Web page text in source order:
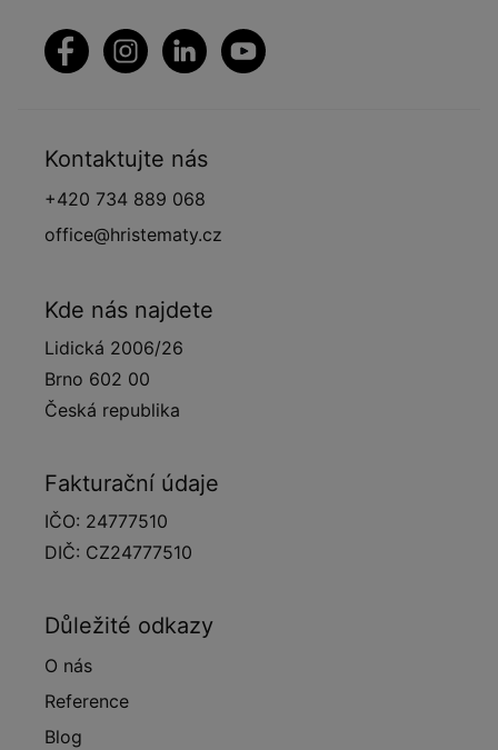
Kontaktujte nás
+420 734 889 068
office@hristematy.cz
Kde nás najdete
Lidická 2006/26
Brno 602 00
Česká republika
Fakturační údaje
IČO: 24777510
DIČ: CZ24777510
Důležité odkazy
O nás
Reference
Blog